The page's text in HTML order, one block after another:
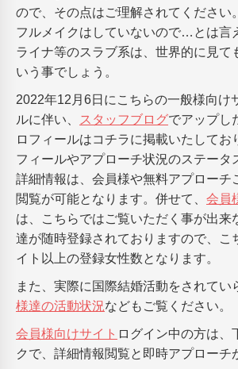
ので、その点はご理解されてください
フルメイクはしていないので…とは言
ライナ等のスラブ系は、世界的に見て
いう事でしょう。
2022年12月6日にこちらの一般様向け
ルに伴い、
スタッフブログでアップし
ロフィールはコチラに掲載いたしてお
フィールやアプローチ状況のステータ
詳細情報は、会員様や無料アプローチ
閲覧が可能となります。併せて、 会員
は、こちらではご覧いただく事が出来
達が随時登録されておりますので、こ
イト以上の登録女性数となります。
また、実際に国際結婚活動をされてい
様達の活動状況などもご覧ください。
会員様向けサイト ログイン中の方は、
クで、詳細情報閲覧と即時アプローチ